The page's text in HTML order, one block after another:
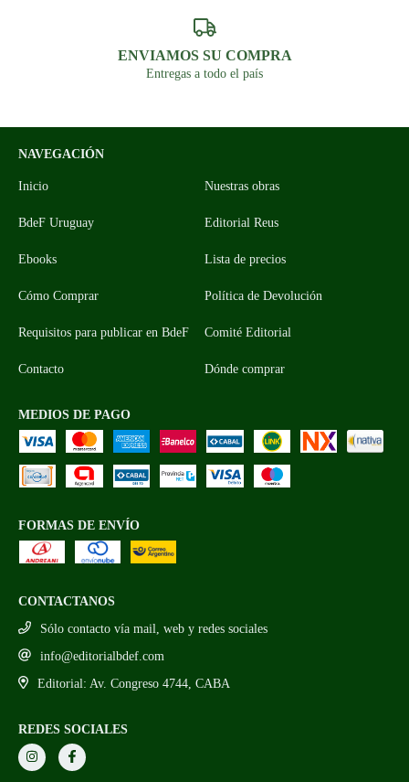
ENVIAMOS SU COMPRA
Entregas a todo el país
NAVEGACIÓN
Inicio Nuestras obras
BdeF Uruguay Editorial Reus
Ebooks Lista de precios
Cómo Comprar Política de Devolución
Requisitos para publicar en BdeF Comité Editorial
Contacto Dónde comprar
MEDIOS DE PAGO
FORMAS DE ENVÍO
CONTACTANOS
Sólo contacto vía mail, web y redes sociales
info@editorialbdef.com
Editorial: Av. Congreso 4744, CABA
REDES SOCIALES